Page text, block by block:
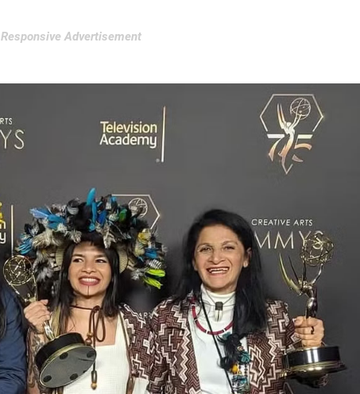
Responsive Advertisement